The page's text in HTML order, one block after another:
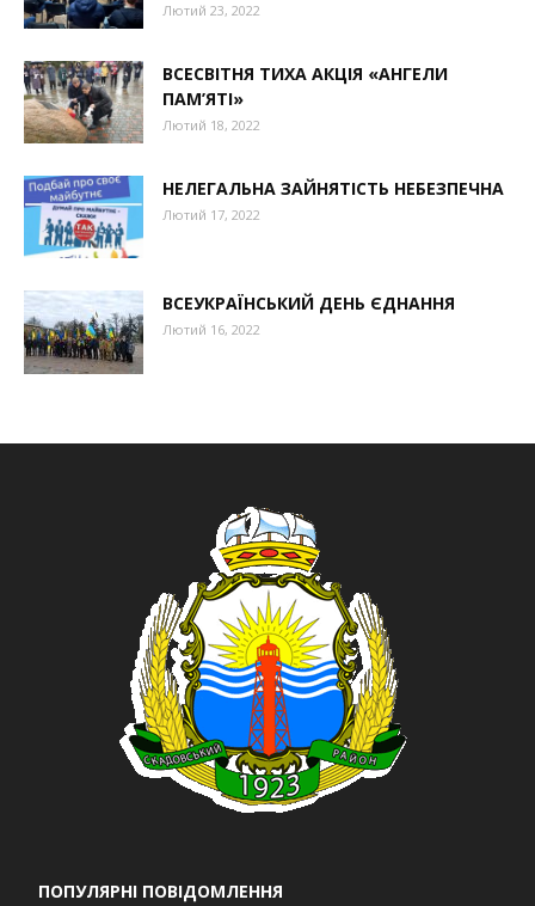
Лютий 23, 2022
ВСЕСВІТНЯ ТИХА АКЦІЯ «АНГЕЛИ
ПАМ’ЯТІ»
Лютий 18, 2022
НЕЛЕГАЛЬНА ЗАЙНЯТІСТЬ НЕБЕЗПЕЧНА
Лютий 17, 2022
ВСЕУКРАЇНСЬКИЙ ДЕНЬ ЄДНАННЯ
Лютий 16, 2022
ПОПУЛЯРНІ ПОВІДОМЛЕННЯ